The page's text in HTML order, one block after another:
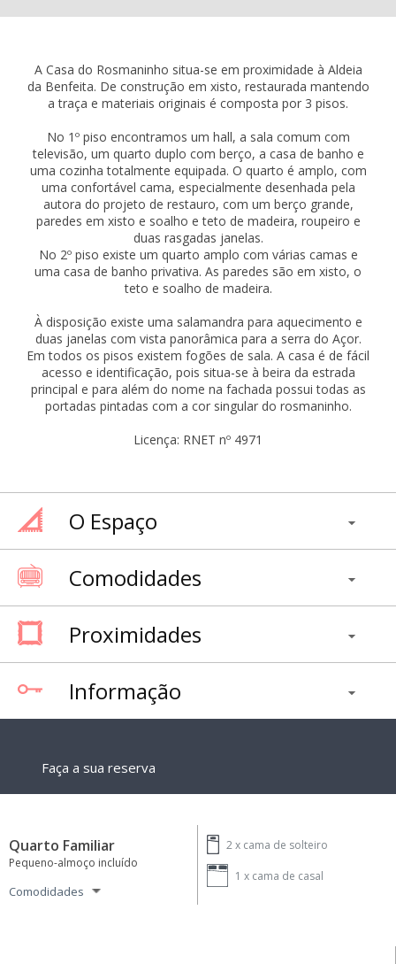
A Casa do Rosmaninho situa-se em proximidade à Aldeia
da Benfeita. De construção em xisto, restaurada mantendo
a traça e materiais originais é composta por 3 pisos.
No 1º piso encontramos um hall, a sala comum com
televisão, um quarto duplo com berço, a casa de banho e
uma cozinha totalmente equipada. O quarto é amplo, com
uma confortável cama, especialmente desenhada pela
autora do projeto de restauro, com um berço grande,
paredes em xisto e soalho e teto de madeira, roupeiro e
duas rasgadas janelas.
No 2º piso existe um quarto amplo com várias camas e
uma casa de banho privativa. As paredes são em xisto, o
teto e soalho de madeira.
À disposição existe uma salamandra para aquecimento e
duas janelas com vista panorâmica para a serra do Açor.
Em todos os pisos existem fogões de sala. A casa é de fácil
acesso e identificação, pois situa-se à beira da estrada
principal e para além do nome na fachada possui todas as
portadas pintadas com a cor singular do rosmaninho.
Licença: RNET nº 4971
O Espaço
Comodidades
Proximidades
Informação
Faça a sua reserva
Quarto Familiar
Pequeno-almoço incluído
Comodidades
2 x cama de solteiro
1 x cama de casal